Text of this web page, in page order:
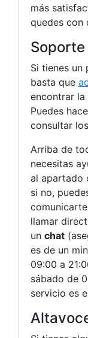
más
quedes con
Si tienes un
basta que
encontrar la
Puedes
consultar
Arriba de
necesitas
al apartado
si no,
llamar
un chat
es de un
09:00 a
sábado de
servicio es